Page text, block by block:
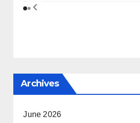
Archives
June 2026